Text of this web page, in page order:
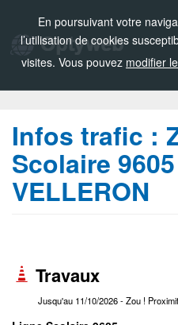
En poursuivant votre
l’utilisation de cookies
visites. Vous pouvez modifier
Infos trafic :
Scolaire
VELLERON
Travaux
Jusqu'au 11/10/2026- Zou !